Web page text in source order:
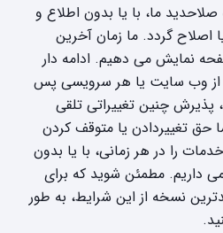
ما، با یا بدون اطلاع و
اصلاح گردد. ما زمان آخرین
نمایش می دهیم. ادامه دار
از وب سایت یا هر سرویسی پس
پذیرش چنین تغییراتی تلقی
حق تغییردادن یا متوقف کردن
را در هر زمانی، با یا بدون
داریم. مطمئن شوید که برای
نسخه از این شرایط، به طور